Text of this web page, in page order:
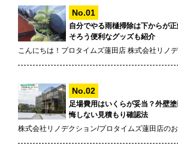
自分でやる雨樋掃除は下からが
そろう便利なグッズも紹介
こんにちは！プロタイムズ蓮田店 株式会社リノ
足場費用はいくらが妥当？外壁
悔しない見積もり確認法
株式会社リノデクション/プロタイムズ蓮田店の